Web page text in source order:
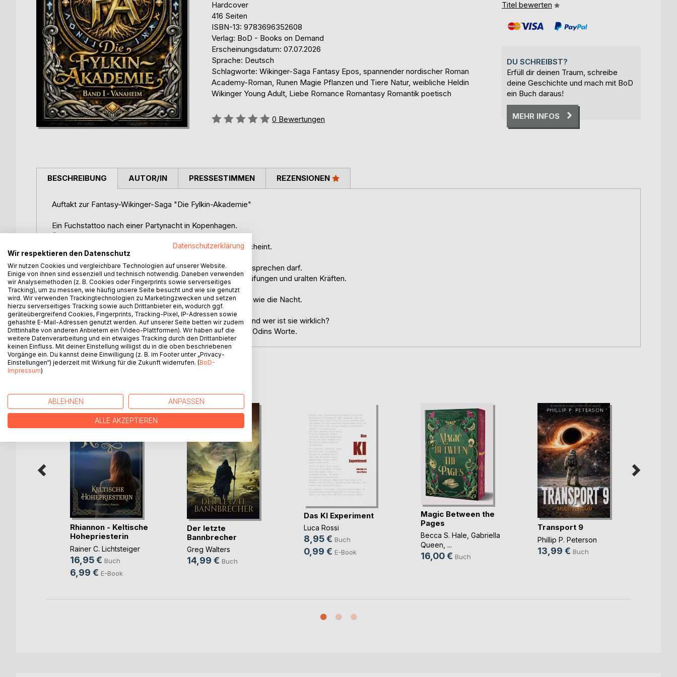
Hardcover
416 Seiten
ISBN-13: 9783696352608
Verlag: BoD - Books on Demand
Erscheinungsdatum: 07.07.2026
Sprache: Deutsch
Schlagworte: Wikinger-Saga Fantasy Epos, spannender nordischer Roman
Academy-Roman, Runen Magie Pflanzen und Tiere Natur, weibliche Heldin
Wikinger Young Adult, Liebe Romance Romantasy Romantik poetisch
Bewertung::
0 Bewertungen
Titel bewerten
DU SCHREIBST?
Erfüll dir deinen Traum, schreibe
deine Geschichte und mach mit BoD
ein Buch daraus!
MEHR INFOS
BESCHREIBUNG
Auftakt zur Fantasy-Wikinger-Saga "Die Fylkin-Akademie"
Ein Fuchstattoo nach einer Partynacht in Kopenhagen.
Ärger an der Schule. Der Verlust ihrer geliebten Mormor.
Thyras Leben ist ein einziges Chaos, bis ihr ein Fuchs erscheint.
Er ist ihr Begleiter, ihr "Fylkin".
Ihr Vater schickt sie auf eine Akademie, über die niemand sprechen darf.
In Vanaheim gerät sie in eine Wikinger-Welt aus Runen, Prüfungen und uralten Kräften.
Dunkle Schatten greifen nach dem Herzen des Reiches.
Und dann ist da dieser Junge. - Mit einem Wolf, so dunkel wie die Nacht.
Er bringt alles durcheinander.
Thyra muss sich entscheiden: Wem kann sie vertrauen - und wer ist sie wirklich?
Prüfungen, Kämpfe und Erkenntnisse rollen auf sie zu wie Odins Worte.
AUTOR/IN PRESSESTIMMEN REZENSIONEN
WEITERE TITEL BEI
Rhiannon - Keltische
Hohepriesterin
Rainer C. Lichtsteiger
16,95 € Buch
6,99 € E-Book
Der letzte
Bannbrecher
Greg Walters
14,99 € Buch
Das KI Experiment
Luca Rossi
8,95 € Buch
0,99 € E-Book
Magic Between the
Pages
Becca S. Hale Gabriella
Queen , ...
16,00 € Buch
Transport 9
Phillip P. Peterson
13,99 € Buch
Datenschutzerklärung
Wir respektieren den Datenschutz
Wir nutzen Cookies und vergleichbare Technologien auf unserer Website.
Einige von ihnen sind essenziell und technisch notwendig. Daneben verwenden
wir Analysemethoden (z. B. Cookies oder Fingerprints sowie serverseitiges
Tracking), um zu messen, wie häufig unsere Seite besucht und wie sie genutzt
wird. Wir verwenden Trackingtechnologien zu Marketingzwecken und setzen
hierzu serverseitiges Tracking sowie auch Drittanbieter ein, wodurch ggf.
geräteübergreifend Cookies, Fingerprints, Tracking-Pixel, IP-Adressen sowie
gehashte E-Mail-Adressen genutzt werden. Auf unserer Seite betten wir zudem
Drittinhalte von anderen Anbietern ein (Video-Plattformen). Wir haben auf die
weitere Datenverarbeitung und ein etwaiges Tracking durch den Drittanbieter
keinen Einfluss. Mit deiner Einstellung willigst du in die oben beschriebenen
Vorgänge ein. Du kannst deine Einwilligung (z. B. im Footer unter „Privacy-
Einstellungen“) jederzeit mit Wirkung für die Zukunft widerrufen. (BoD-
Impressum)
ABLEHNEN ANPASSEN
ALLE AKZEPTIEREN